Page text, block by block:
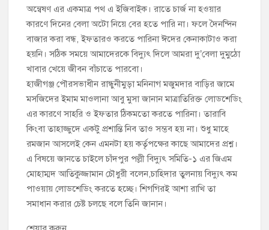
অন্বেষণ এর একমাত্র পথ এ ইজিবাইক। রাতে চার্জ না হওয়ার
কারণে দিনের বেলা অটো নিয়ে বের হতে পারি না। ফলে দৈনন্দিন
বাজার করা বন্ধ, ইফতারও করতে পারিনা ঈদের কেনাকাটাও করা
হয়নি। সঠিক সময়ে আমাদেরকে বিদ্যুৎ দিলে আমরা দু’বেলা দুমুঠো
খাবার খেয়ে জীবন বাঁচাতে পারবো।
হাজীগঞ্জ পৌরসভাধীন রান্ধুনীমুড়া মনিনাগ মজুমদার বাড়ির জামে
মসজিদের ইমাম মাওলানা আবু মুসা জানান মাত্রাতিরিক্ত লোডশেডিং
এর কারণে সাহরি ও ইফতার ঠিকমতো করতে পারিনা। তারাবি
কিংবা তাহাজ্জুদে একটু প্রশান্তি নিব তাও সম্ভব হয় না। শুধু মাহে
রমজান আসলেই কেন এমনটা হয় কর্তৃপক্ষের কাছে আমাদের প্রশ্ন।
এ বিষয়ে জানতে চাইলে চাঁদপুর পল্লী বিদ্যুৎ সমিতি-১ এর জিএম
মোহাম্মদ আতিকুজ্জামান চৌধুরী বলেন,চাহিদার তুলনায় বিদ্যুৎ কম
পাওয়ায় লোডশেডিং করতে হচ্ছে। শিগগিরই আশা রাখি তা
সমাধান করার চেষ্ট চলছে বলে তিনি জানান।